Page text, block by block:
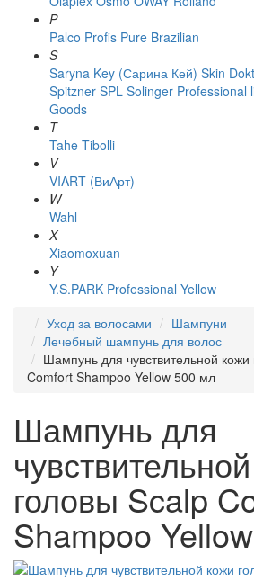
P
Palco Profis Pure Brazilian
S
Saryna Key (Сарина Кей) Skin
Spitzner SPL Solinger Professional
Goods
T
Tahe Tibolli
V
VIART (ВиАрт)
W
Wahl
X
Xiaomoxuan
Y
Y.S.PARK Professional Yellow
Уход за волосами
Шампуни
Лечебный шампунь для волос
Шампунь для чувствительной
Comfort Shampoo Yellow 500 мл
Шампунь для
головы Scalp
Shampoo